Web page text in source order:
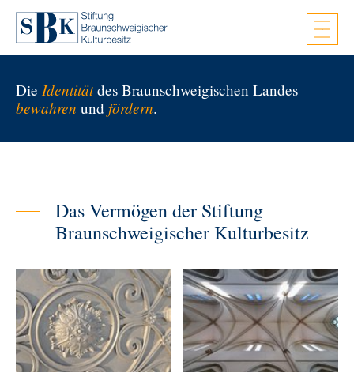
Zum Hauptinhalt springen
Die Identitätdes Braunschweigischen Landes
bewahren und fördern.
Das Vermögen der Stiftung
Braunschweigischer Kulturbesitz